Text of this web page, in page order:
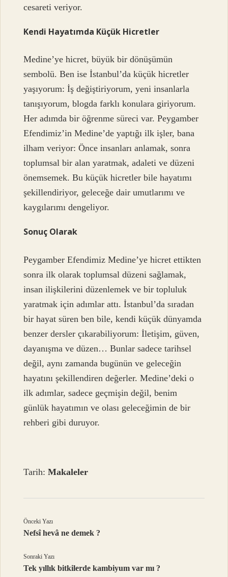
cesareti veriyor.
Kendi Hayatımda Küçük Hicretler
Medine’ye hicret, büyük bir dönüşümün
sembolü. Ben ise İstanbul’da küçük hicretler
yaşıyorum: İş değiştiriyorum, yeni insanlarla
tanışıyorum, blogda farklı konulara giriyorum.
Her adımda bir öğrenme süreci var. Peygamber
Efendimiz’in Medine’de yaptığı ilk işler, bana
ilham veriyor: Önce insanları anlamak, sonra
toplumsal bir alan yaratmak, adaleti ve düzeni
önemsemek. Bu küçük hicretler bile hayatımı
şekillendiriyor, geleceğe dair umutlarımı ve
kaygılarımı dengeliyor.
Sonuç Olarak
Peygamber Efendimiz Medine’ye hicret ettikten
sonra ilk olarak toplumsal düzeni sağlamak,
insan ilişkilerini düzenlemek ve bir topluluk
yaratmak için adımlar attı. İstanbul’da sıradan
bir hayat süren ben bile, kendi küçük dünyamda
benzer dersler çıkarabiliyorum: İletişim, güven,
dayanışma ve düzen… Bunlar sadece tarihsel
değil, aynı zamanda bugünün ve geleceğin
hayatını şekillendiren değerler. Medine’deki o
ilk adımlar, sadece geçmişin değil, benim
günlük hayatımın ve olası geleceğimin de bir
rehberi gibi duruyor.
Tarih:Makaleler
Önceki Yazı
Nefsî hevâ ne demek ?
Sonraki Yazı
Tek yıllık bitkilerde kambiyum var mı ?